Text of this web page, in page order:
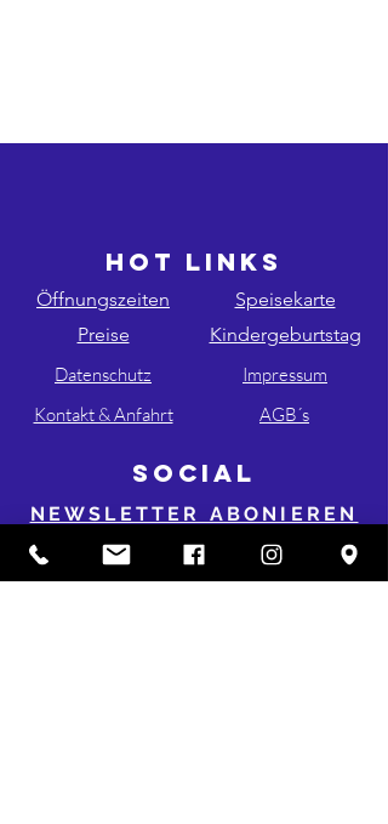
HOT LINKS
Öffnungszeiten
Preise
Datenschutz
Kontakt & Anfahrt
Speisekarte
Kindergeburtstag
Impressum
AGB´s
SOCIAL
NEWSLETTER ABONIEREN
FOLGE UNS AUF INSTA & FB